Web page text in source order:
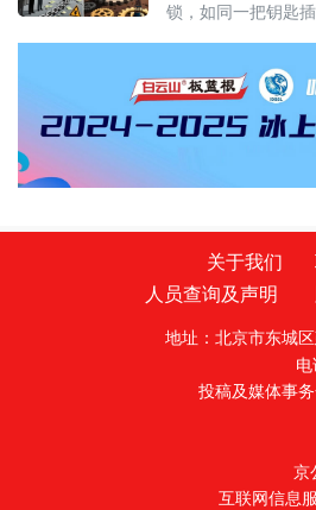
锁，如同一把钥匙
升，通胀蔓延，本
承压。美军全部撤
而是更加破碎的权
弹、伊朗的巡逻艇
编织着一张动荡的
世界面临的真
关于我们
人员查询及声明
地址：北京市东城
电
投稿及媒体事务
京
互联网信息